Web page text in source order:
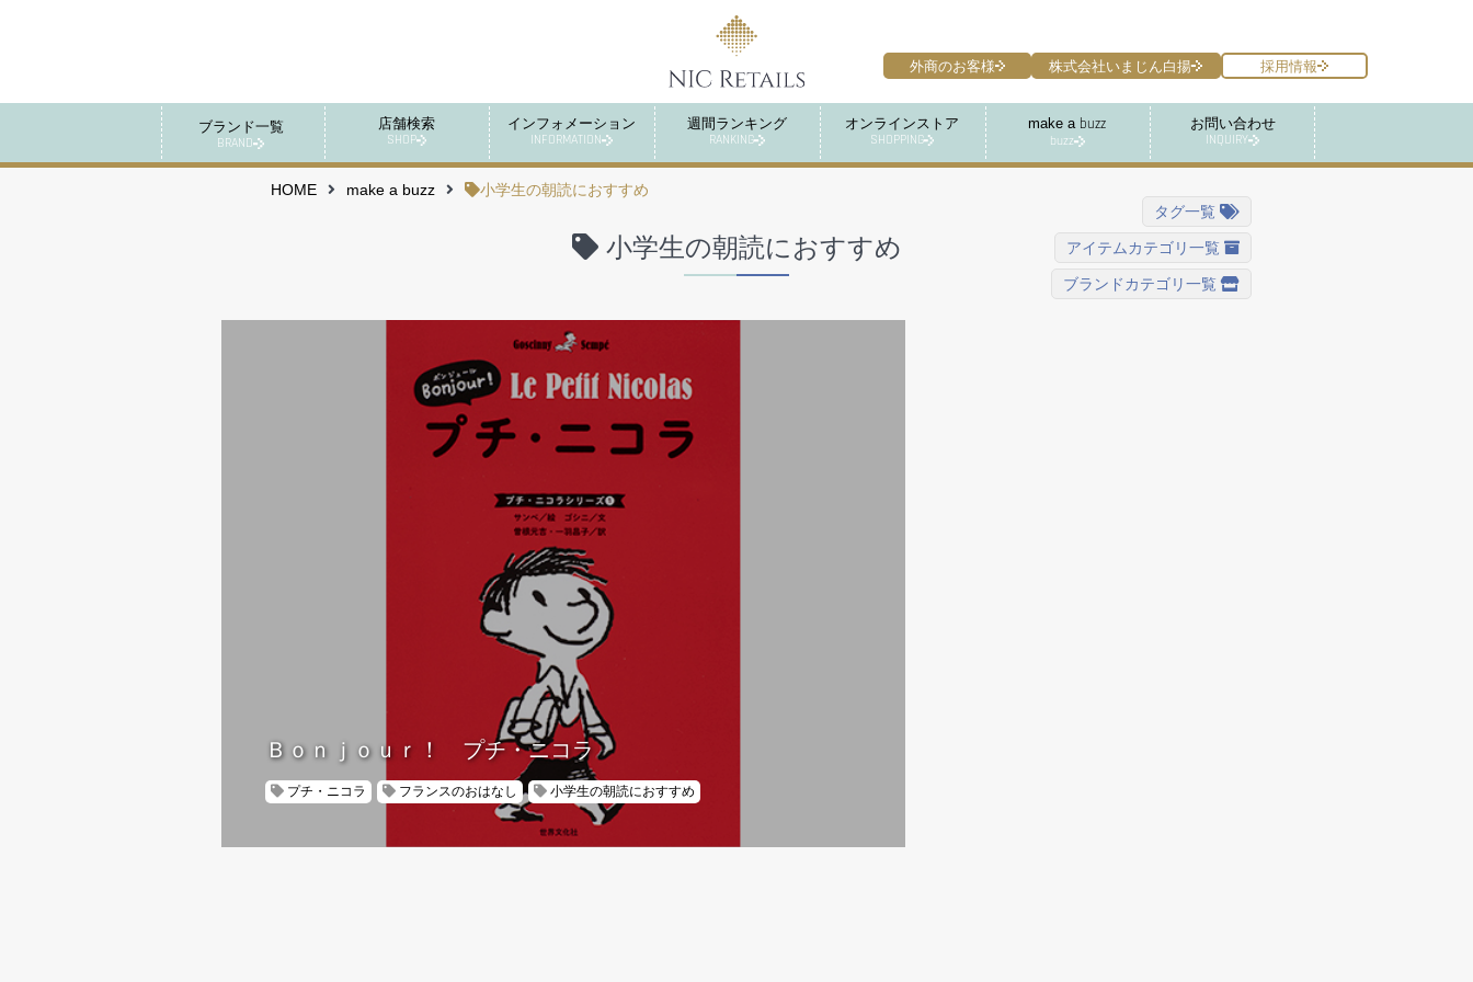
ブランド一覧
BRAND
店舗検索
SHOP
インフォメーション
INFORMATION
週間ランキング
RANKING
オンラインストア
SHOPPING
make a buzz
buzz
お問い合わせ
INQUIRY
外商のお客様 株式会社いまじん白揚 採用情報
HOME make a buzz 小学生の朝読におすすめ
小学生の朝読におすすめ
タグ一覧
アイテムカテゴリ一覧
ブランドカテゴリ一覧
Ｂｏｎｊｏｕｒ！ プチ・ニコラ
プチ・ニコラ フランスのおはなし 小学生の朝読におすすめ